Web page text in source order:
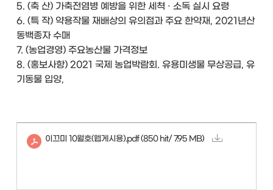
5. (축 산) 가축전염병 예방을 위한 세쳑 · 소독 실시 요령
6. (특 작) 약용작물 재배상의 유의점과 주요 한약재, 2021년산
동백종자 수매
7. (농업경영) 주요농산물 가격정보
8. (홍보사항) 2021 국제 농업박람회. 유용미생물 무상공급, 유
기동물 입양,
이끄미 10월호(웹게시용).pdf (850 hit/ 7.95 MB)